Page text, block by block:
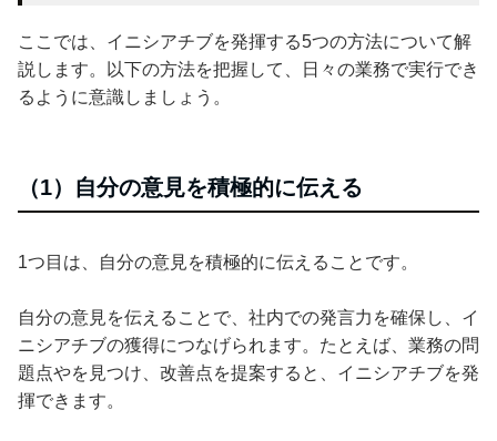
ここでは、イニシアチブを発揮する5つの方法について解
説します。以下の方法を把握して、日々の業務で実行でき
るように意識しましょう。
（1）自分の意見を積極的に伝える
1つ目は、自分の意見を積極的に伝えることです。
自分の意見を伝えることで、社内での発言力を確保し、イ
ニシアチブの獲得につなげられます。たとえば、業務の問
題点やを見つけ、改善点を提案すると、イニシアチブを発
揮できます。